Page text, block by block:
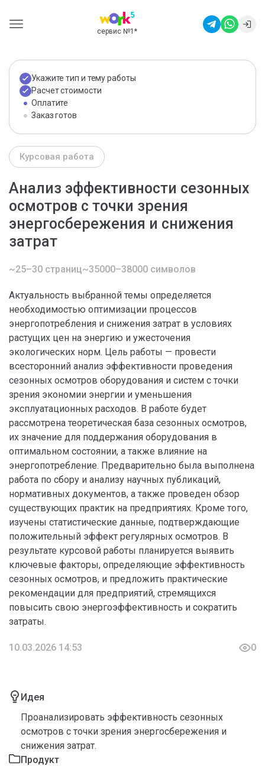
сервис №1 *
Укажите тип и тему работы
Расчет стоимости
Оплатите
Заказ готов
Курсовая работа
Анализ эффективности сезонных
осмотров с точки зрения
энергосбережения и снижения
затрат
~25–30 страниц~35000–38000 символов
Актуальность выбранной темы определяется
необходимостью оптимизации процессов
энергопотребления и снижения затрат в условиях
растущих цен на энергию и ужесточения
экологических норм. Цель работы — провести
всесторонний анализ эффективности проведения
сезонных осмотров оборудования и систем с точки
зрения экономии энергии и уменьшения
эксплуатационных расходов. В работе будет
рассмотрена теоретическая база сезонных осмотров,
их значение для поддержания оборудования в
оптимальном состоянии, а также влияние на
энергопотребление. Предварительно была выполнена
работа по сбору и анализу научных публикаций,
нормативных документов, а также проведен обзор
существующих практик на предприятиях. Кроме того,
изучены статистические данные, подтверждающие
положительный эффект регулярных осмотров. В
результате курсовой работы планируется выявить
ключевые факторы, определяющие эффективность
сезонных осмотров, и предложить практические
рекомендации для предприятий, стремящихся
повысить свою энергоэффективность и сократить
затраты.
10.03.2026 14:53 0
Идея
Проанализировать эффективность сезонных
осмотров с точки зрения энергосбережения и
снижения затрат.
Продукт